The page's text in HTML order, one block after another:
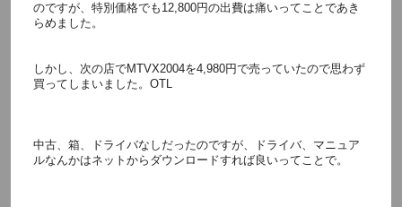
のですが、特別価格でも12,800円の出費は痛いってことであき
らめました。
しかし、次の店でMTVX2004を4,980円で売っていたので思わず
買ってしまいました。OTL
中古、箱、ドライバなしだったのですが、ドライバ、マニュア
ルなんかはネットからダウンロードすれば良いってことで。